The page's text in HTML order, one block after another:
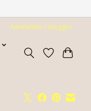
Aanmelden / Inloggen